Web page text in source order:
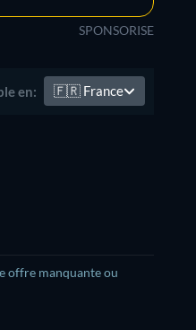
SPONSORISE
en: 🇫🇷 France
offre manquante ou